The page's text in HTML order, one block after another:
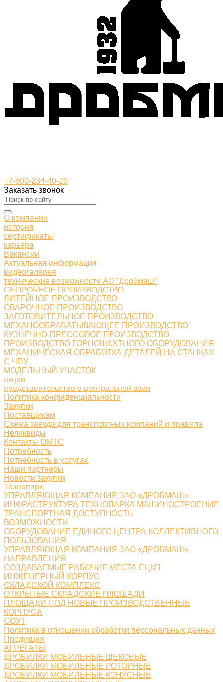
+7-800-234-40-20
Заказать звонок
О компании
история
сертификаты
карьера
Вакансии
Актуальная информация
видеогалерея
технические возможности АО "Дробмаш"
СБОРОЧНОЕ ПРОИЗВОДСТВО
ЛИТЕЙНОЕ ПРОИЗВОДСТВО
СВАРОЧНОЕ ПРОИЗВОДСТВО
ЗАГОТОВИТЕЛЬНОЕ ПРОИЗВОДСТВО
МЕХАНООБРАБАТЫВАЮЩЕЕ ПРОИЗВОДСТВО
КУЗНЕЧНО-ПРЕССОВОЕ ПРОИЗВОДСТВО
ПРОИЗВОДСТВО ГОРНОШАХТНОГО ОБОРУДОВАНИЯ
МЕХАНИЧЕСКАЯ ОБРАБОТКА ДЕТАЛЕЙ НА СТАНКАХ
С ЧПУ
МОДЕЛЬНЫЙ УЧАСТОК
акции
представительство в центральной азии
Политика конфиденциальности
Закупки
Поставщикам
Схема заезда для транспортных компаний и правила
Неликвиды
Контакты ОМТС
Потребность
Потребность в услугах
Наши партнеры
Новости закупки
Технопарк
УПРАВЛЯЮЩАЯ КОМПАНИЯ ЗАО «ДРОБМАШ»
ИНФРАСТРУКТУРА ТЕХНОПАРКА МАШИНОСТРОЕНИЕ
ТРАНСПОРТНАЯ ДОСТУПНОСТЬ
ВОЗМОЖНОСТИ
ОБОРУДОВАНИЕ ЕДИНОГО ЦЕНТРА КОЛЛЕКТИВНОГО
ПОЛЬЗОВАНИЯ
УПРАВЛЯЮЩАЯ КОМПАНИЯ ЗАО «ДРОБМАШ»
НАПРАВЛЕНИЯ
СОЗДАВАЕМЫЕ РАБОЧИЕ МЕСТА ЕЦКП
ИНЖЕНЕРНЫЙ КОРПУС
СКЛАДСКОЙ КОМПЛЕКС
ОТКРЫТЫЕ СКЛАДСКИЕ ПЛОЩАДИ
ПЛОЩАДИ ПОД НОВЫЕ ПРОИЗВОДСТВЕННЫЕ
КОРПУСА
СОУТ
Политика в отношении обработки персональных данных
Продукция
АГРЕГАТЫ
ДРОБИЛКИ МОБИЛЬНЫЕ ЩЕКОВЫЕ
ДРОБИЛКИ МОБИЛЬНЫЕ РОТОРНЫЕ
ДРОБИЛКИ МОБИЛЬНЫЕ КОНУСНЫЕ